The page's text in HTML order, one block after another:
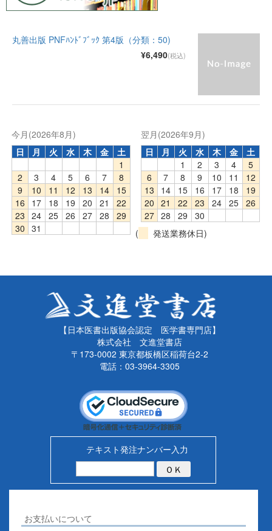
丸善出版 PNFﾊﾝﾄﾞﾌﾞｯｸ 第4版（分類：50)
¥6,490(税込)
今月(2026年8月)
日
月 火 水 木 金
土
1
2
3 4 5 6 7
8
9
10 11 12 13 14
15
16
17 18 19 20 21
22
23
24 25 26 27 28
29
30
31
翌月(2026年9月)
日
月 火 水 木 金
土
1
2 3 4
5
6
7 8 9 10 11
12
13
14 15 16 17 18
19
20
21 22 23 24 25
26
27 28 29
30
(
発送業務休日)
【日本医書出版協会認定 医学書専門店】
株式会社 文進堂書店
〒173-0002 東京都板橋区稲荷台2-2
電話：03-3964-3305
テキスト発注ナンバー入力
お支払いについて